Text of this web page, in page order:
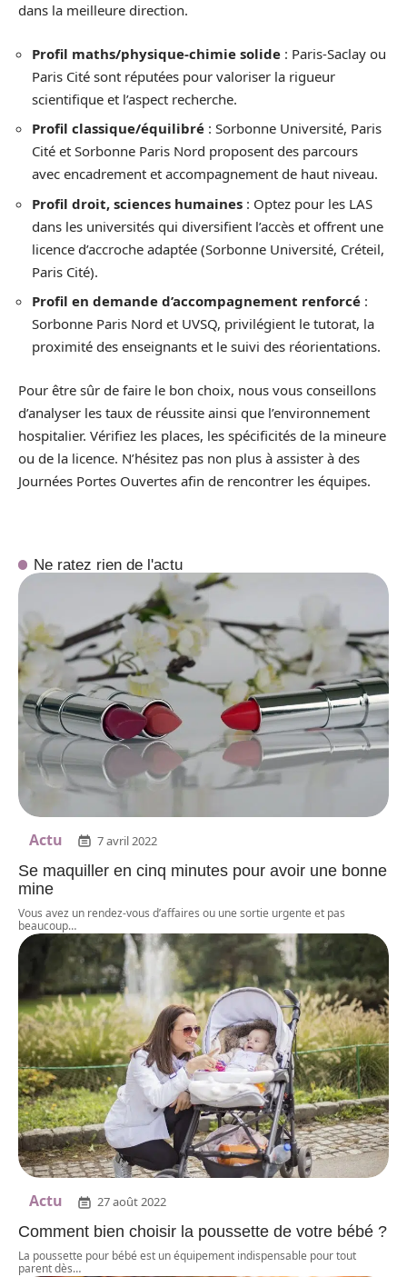
dans la meilleure direction.
Profil maths/physique-chimie solide : Paris-Saclay ou
Paris Cité sont réputées pour valoriser la rigueur
scientifique et l’aspect recherche.
Profil classique/équilibré : Sorbonne Université, Paris
Cité et Sorbonne Paris Nord proposent des parcours
avec encadrement et accompagnement de haut niveau.
Profil droit, sciences humaines : Optez pour les LAS
dans les universités qui diversifient l’accès et offrent une
licence d’accroche adaptée (Sorbonne Université, Créteil,
Paris Cité).
Profil en demande d’accompagnement renforcé :
Sorbonne Paris Nord et UVSQ, privilégient le tutorat, la
proximité des enseignants et le suivi des réorientations.
Pour être sûr de faire le bon choix, nous vous conseillons
d’analyser les taux de réussite ainsi que l’environnement
hospitalier. Vérifiez les places, les spécificités de la mineure
ou de la licence. N’hésitez pas non plus à assister à des
Journées Portes Ouvertes afin de rencontrer les équipes.
Ne ratez rien de l'actu
Actu 7 avril 2022
Se maquiller en cinq minutes pour avoir une bonne
mine
Vous avez un rendez-vous d’affaires ou une sortie urgente et pas
beaucoup…
Actu 27 août 2022
Comment bien choisir la poussette de votre bébé ?
La poussette pour bébé est un équipement indispensable pour tout
parent dès…